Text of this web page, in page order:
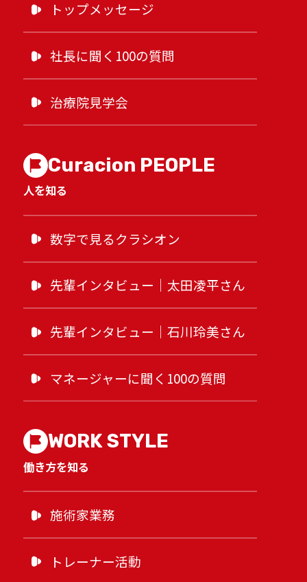
採用情報
LINE登録
採用公式Instagram
採用公式TikTok
トップメッセージ
社長に聞く100の質問
治療院見学会
Curacion PEOPLE
人を知る
数字で見るクラシオン
先輩インタビュー｜太田凌平さん
先輩インタビュー｜石川玲美さん
マネージャーに聞く100の質問
WORK STYLE
働き方を知る
施術家業務
トレーナー活動